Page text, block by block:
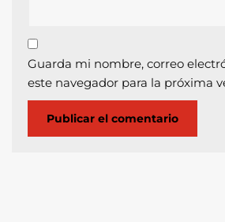
Guarda mi nombre, correo
este navegador para la próxima